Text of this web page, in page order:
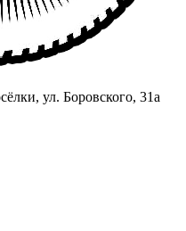
ул. Боровского, 31а